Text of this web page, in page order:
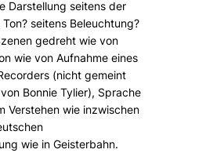
Darstellung seitens der
Ton? seitens Beleuchtung?
gedreht wie von
wie von Aufnahme eines
(nicht gemeint
Bonnie Tylier), Sprache
Verstehen wie inzwischen
wie in Geisterbahn.